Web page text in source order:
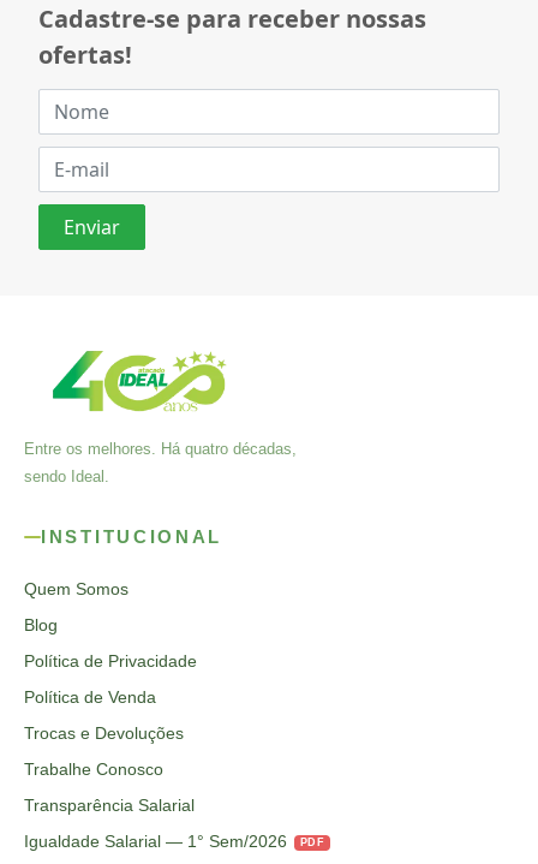
Cadastre-se para receber nossas
ofertas!
Entre os melhores. Há quatro décadas,
sendo Ideal.
INSTITUCIONAL
Quem Somos
Blog
Política de Privacidade
Política de Venda
Trocas e Devoluções
Trabalhe Conosco
Transparência Salarial
Igualdade Salarial — 1° Sem/2026
PDF